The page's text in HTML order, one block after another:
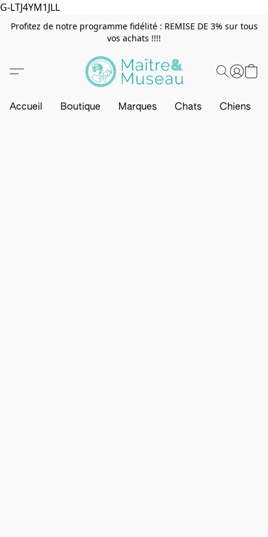
G-LTJ4YM1JLL
Profitez de notre programme fidélité : REMISE DE 3% sur tous
vos achats !!!!
Accueil Boutique Marques Chats Chiens